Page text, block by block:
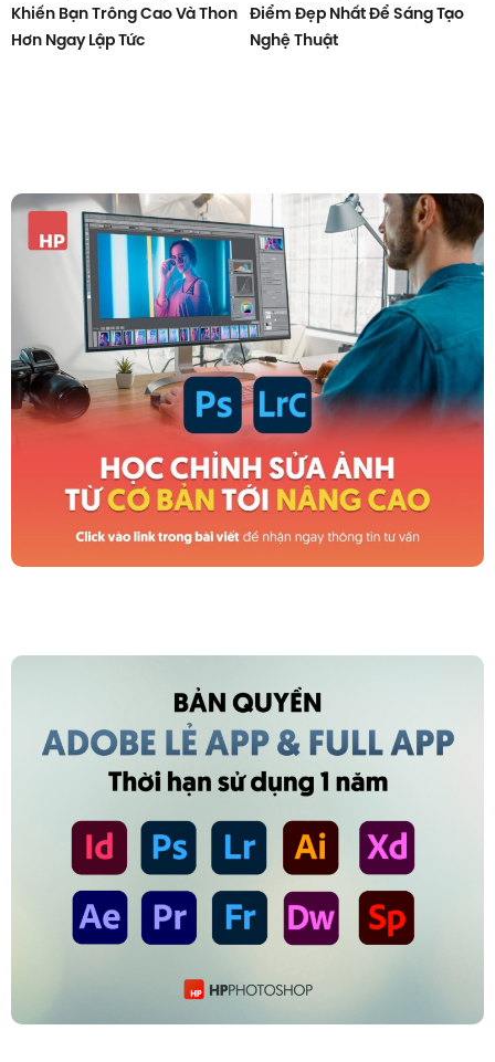
Khiến Bạn Trông Cao Và Thon
Hơn Ngay Lập Tức
Điểm Đẹp Nhất Để Sáng Tạo
Nghệ Thuật